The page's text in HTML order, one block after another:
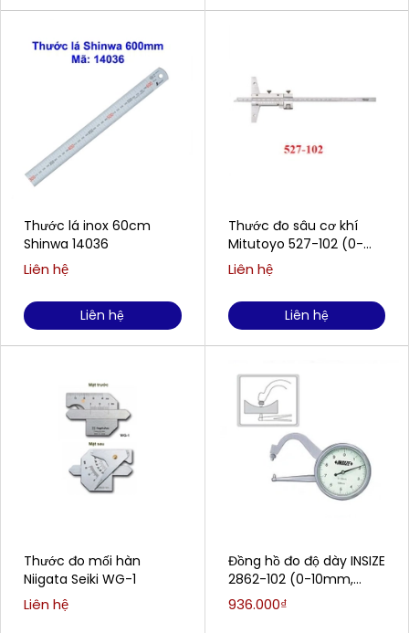
Thước lá inox 60cm
Shinwa 14036
Liên hệ
Liên hệ
Thước đo mối hàn
Niigata Seiki WG-1
Liên hệ
Thước đo sâu cơ khí
Mitutoyo 527-102 (0-
200mm / 0.02mm)
Liên hệ
Liên hệ
Đồng hồ đo độ dày INSIZE
2862-102 (0-10mm,
0.05mm)
936.000₫